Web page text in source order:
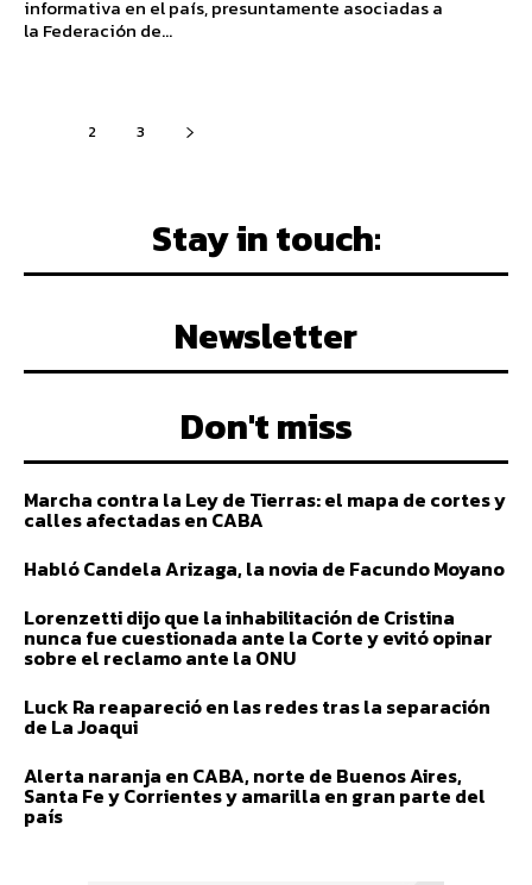
informativa en el país, presuntamente asociadas a
la Federación de...
2 3
Stay in touch:
Newsletter
Don't miss
Marcha contra la Ley de Tierras: el mapa de cortes y
calles afectadas en CABA
Habló Candela Arizaga, la novia de Facundo Moyano
Lorenzetti dijo que la inhabilitación de Cristina
nunca fue cuestionada ante la Corte y evitó opinar
sobre el reclamo ante la ONU
Luck Ra reapareció en las redes tras la separación
de La Joaqui
Alerta naranja en CABA, norte de Buenos Aires,
Santa Fe y Corrientes y amarilla en gran parte del
país